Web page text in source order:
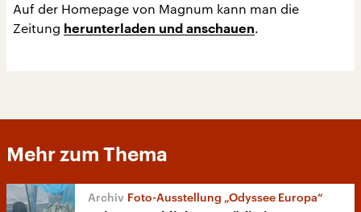
Auf der Homepage von Magnum kann man die
Zeitung herunterladen und anschauen.
Mehr zum Thema
Foto-Ausstellung „Odyssee Europa“